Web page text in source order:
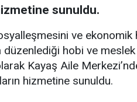
sunuldu.
ve
düzenlediği hobi ve
Kayaş Aile
hizmetine sunuldu.